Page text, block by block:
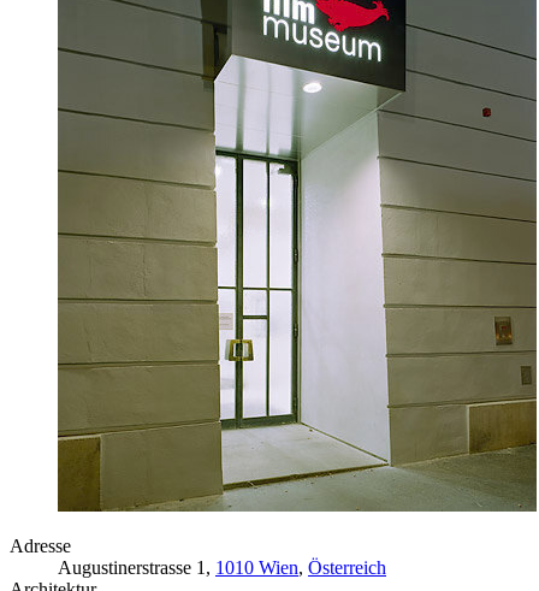
Adresse
Augustinerstrasse 1, 1010 Wien, Österreich